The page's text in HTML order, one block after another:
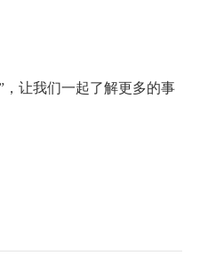
让我们一起了解更多的事